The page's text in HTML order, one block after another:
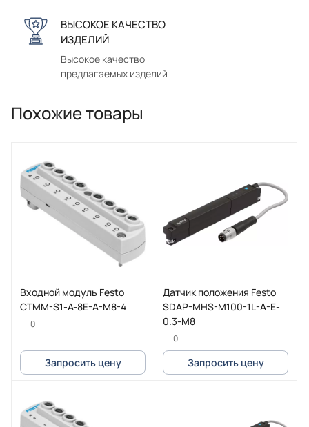
ВЫСОКОЕ КАЧЕСТВО
ИЗДЕЛИЙ
Высокое качество
предлагаемых изделий
Похожие товары
Входной модуль Festo
CTMM-S1-A-8E-A-M8-4
0
Запросить цену
Датчик положения Festo
SDAP-MHS-M100-1L-A-E-
0.3-M8
0
Запросить цену